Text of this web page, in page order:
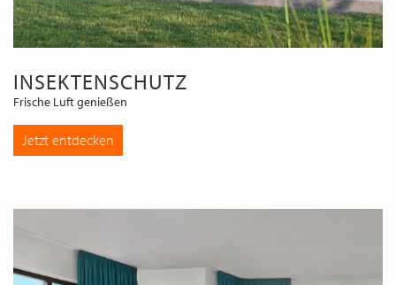
INSEKTENSCHUTZ
Frische Luft genießen
Jetzt entdecken